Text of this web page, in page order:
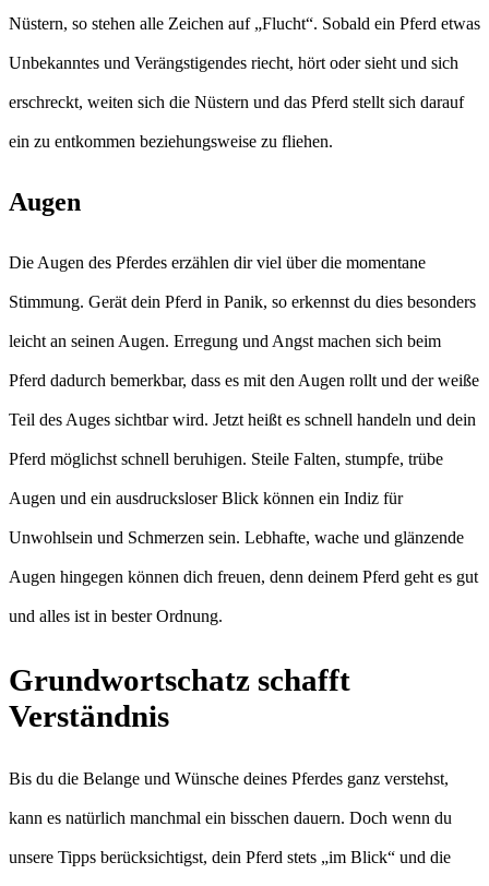
Nüstern, so stehen alle Zeichen auf „Flucht“. Sobald ein Pferd etwas
Unbekanntes und Verängstigendes riecht, hört oder sieht und sich
erschreckt, weiten sich die Nüstern und das Pferd stellt sich darauf
ein zu entkommen beziehungsweise zu fliehen.
Augen
Die Augen des Pferdes erzählen dir viel über die momentane
Stimmung. Gerät dein Pferd in Panik, so erkennst du dies besonders
leicht an seinen Augen. Erregung und Angst machen sich beim
Pferd dadurch bemerkbar, dass es mit den Augen rollt und der weiße
Teil des Auges sichtbar wird. Jetzt heißt es schnell handeln und dein
Pferd möglichst schnell beruhigen. Steile Falten, stumpfe, trübe
Augen und ein ausdrucksloser Blick können ein Indiz für
Unwohlsein und Schmerzen sein. Lebhafte, wache und glänzende
Augen hingegen können dich freuen, denn deinem Pferd geht es gut
und alles ist in bester Ordnung.
Grundwortschatz schafft
Verständnis
Bis du die Belange und Wünsche deines Pferdes ganz verstehst,
kann es natürlich manchmal ein bisschen dauern. Doch wenn du
unsere Tipps berücksichtigst, dein Pferd stets „im Blick“ und die